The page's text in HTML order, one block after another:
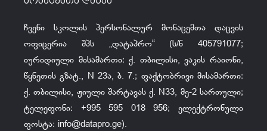
ჩვენი სკოლის პერსონალურ მონაცემთა დაცვის
ოფიცერია შპს „დატაპრო“ (ს/ნ 405791077;
იურიდიული მისამართი: ქ. თბილისი, ვაკის რაიონი,
წყნეთის გზატ., N 23ა, ბ. 7.; ფაქტობრივი მისამართი:
ქ. თბილისი, ჟიული შარტავას ქ. N33, მე-2 სართული;
ტელეფონი: +995 595 018 956; ელექტრონული
ფოსტა: info@datapro.ge).